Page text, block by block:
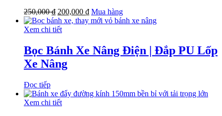
250,000₫ 200,000 ₫ Mua hàng
Xem chi tiết
Bọc Bánh Xe Nâng Điện | Đắp PU Lốp
Xe Nâng
Đọc tiếp
Xem chi tiết